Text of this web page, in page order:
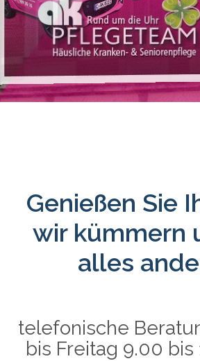
Genießen Sie
wir kümmern
alles
telefonische
bis Freitag 9.00 bis